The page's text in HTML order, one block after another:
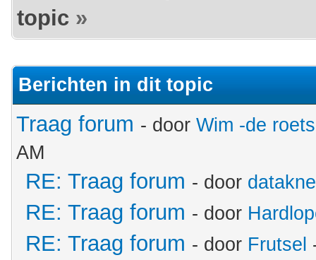
topic »
Berichten in dit topic
Traag forum - door Wim -de
AM
RE: Traag forum - door
RE: Traag forum - door
RE: Traag forum - door Frutsel